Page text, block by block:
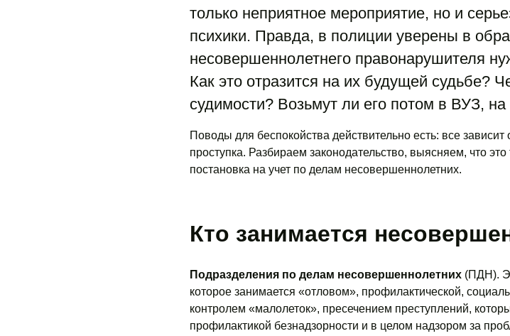
только неприятное мероприятие, но и
психики. Правда, в полиции уверены в
несовершеннолетнего правонарушителя
Как это отразится на их будущей судьбе?
судимости? Возьмут ли его потом в ВУЗ, на
Поводы для беспокойства действительно есть: все
проступка. Разбираем законодательство, выясняем, что это
постановка на учет по делам несовершеннолетних.
Кто занимается
Подразделения по делам несовершеннолетних (ПДН).
которое занимается «отловом», профилактической,
контролем «малолеток», пресечением преступлений,
профилактикой безнадзорности и в целом надзором за